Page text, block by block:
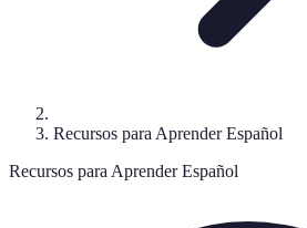
Recursos para Aprender Español
Recursos para Aprender Español